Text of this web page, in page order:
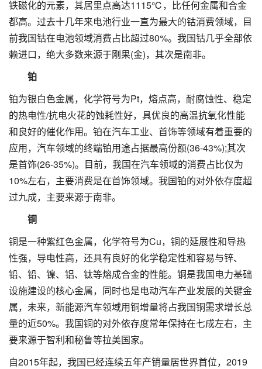
铁磁化的元素，其居里点高达1115℃，比任何金属和合金
都高。过去十几年来电池行业一直为最大的钴消费领域，目
前我国钴在电池领域消费占比超过80%。我国钴几乎全部依
赖进口，绝大多数来源于刚果(金)，其次是南非。
铂
铂为银白色金属，化学符号为Pt，熔点高，耐腐蚀性、稳定
的热电性/抗电火花的蚀耗性好，具优良的高温抗氧化性能
和良好的催化作用。铂在汽车工业、首饰等领域有着重要的
应用，汽车领域的终端铂用途占据最高份额(36-43%);其次
是首饰(26-35%)。目前，我国在汽车领域的消费占比仅为
10%左右，主要消费是在首饰领域。我国铂的对外依存度超
过九成，主要来源于南非。
铜
铜是一种紫红色金属，化学符号为Cu，铜的延展性和导热
性强，导电性高，还具有良好的化学稳定性和容易与锌、
铅、铅、镍、铝、钛等熔成合金的性能。铜是我国电力基础
设施建设的核心金属，同时也是电动汽车产业发展的关键金
属，未来，新能源汽车领域用铜增量将占我国铜需求增长总
量的近50%。我国铜的对外依存度常年保持在七成左右，主
要来源于智利和秘鲁等拉美国家。
自2015年起，我国已经连续五年产销量居世界首位，2019